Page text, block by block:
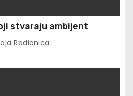
stvaraju ambijent
Radionica